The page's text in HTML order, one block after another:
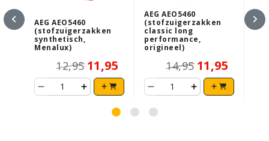
AEG AEO5460
(stofzuigerzakken
synthetisch,
Menalux)
12,95 11,95
AEG AEO5460
(stofzuigerzakken
classic long
performance,
origineel)
14,95 11,95